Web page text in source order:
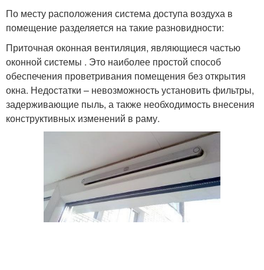
По месту расположения система доступа воздуха в
помещение разделяется на такие разновидности:
Приточная оконная вентиляция, являющиеся частью
оконной системы . Это наиболее простой способ
обеспечения проветривания помещения без открытия
окна. Недостатки – невозможность установить фильтры,
задерживающие пыль, а также необходимость внесения
конструктивных изменений в раму.